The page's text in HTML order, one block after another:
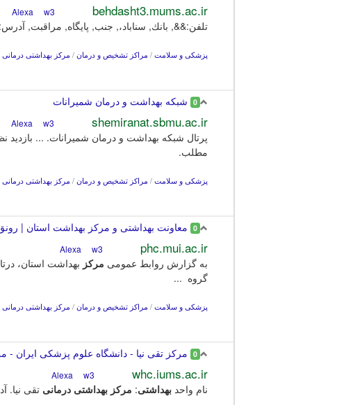
behdasht3.mums.ac.ir
w3
تلفن:&&, بانك, سناباد،, جنب, پایگاه, مراقبت,
پزشکی و سلامت / مراکز تشخیص و درمان / مرکز بهداشتی درمانی
0 شبکه بهداشت و درمان شمیرانات
shemiranat.sbmu.ac.ir
w3
پرتال شبکه بهداشت و درمان شمیرانات. ... بازدید
مطلب.
پزشکی و سلامت / مراکز تشخیص و درمان / مرکز بهداشتی درمانی
0 معاونت بهداشتی و مرکز بهداشت استان | رونق
phc.mui.ac.ir
w3
به گزارش روابط عمومی مرکز
گروه ...
پزشکی و سلامت / مراکز تشخیص و درمان / مرکز بهداشتی درمانی
0 مرکز تقی نیا - دانشگاه علوم پزشکی ایران
whc.iums.ac.ir
w3
نام واحد بهداشتی: مرکز بهداشتی درمانی تقی نیا. آدرس مرکز :